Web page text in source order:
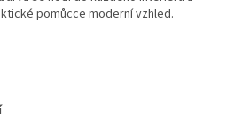
pomůcce moderní vzhled.